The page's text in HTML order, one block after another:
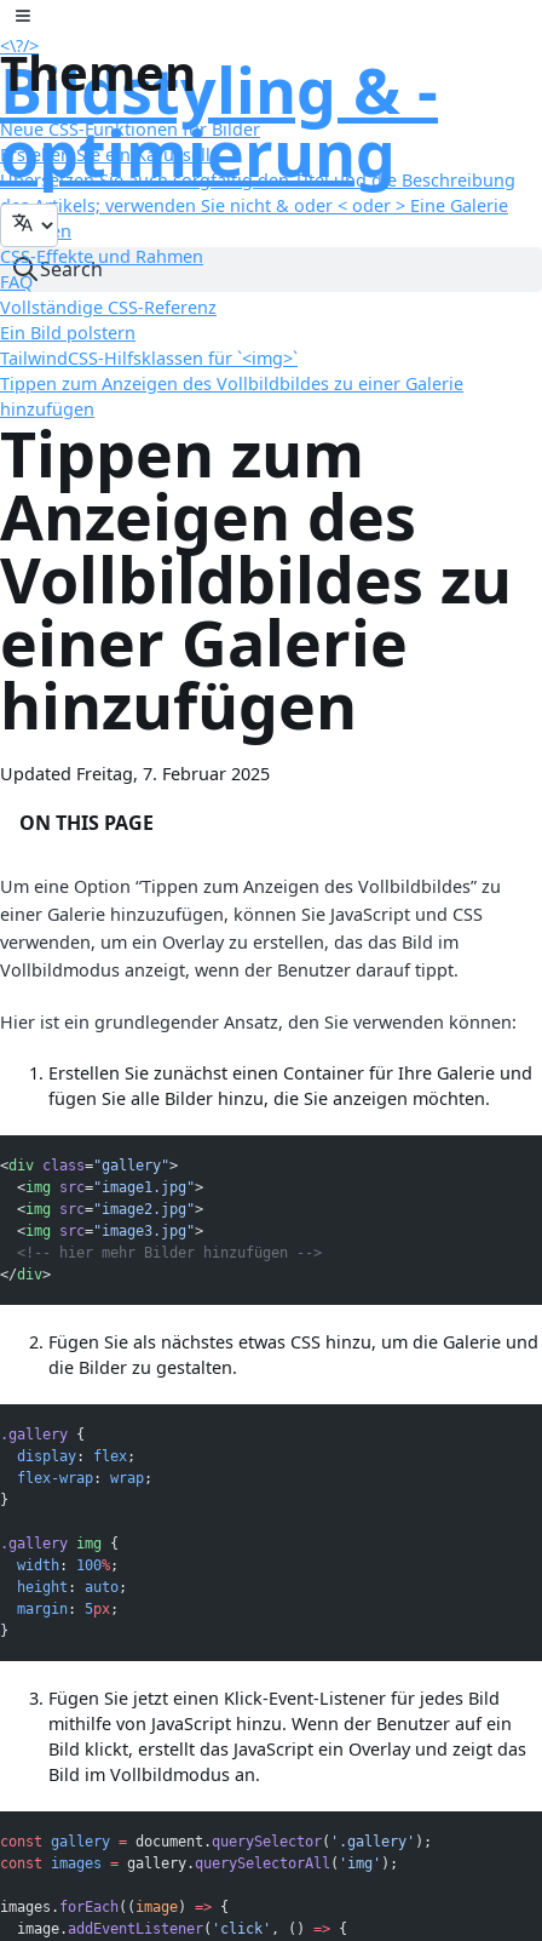
Zum Inhalt springen
Toggle sidebar
<\?/>
Bildstyling & -
optimierung
Search
Themen
Neue CSS-Funktionen für Bilder
Erstellen Sie ein Karussell
Übersetzen Sie auch sorgfältig den Titel und die Beschreibung
des Artikels; verwenden Sie nicht & oder < oder > Eine Galerie
erstellen
CSS-Effekte und Rahmen
FAQ
Vollständige CSS-Referenz
Ein Bild polstern
TailwindCSS-Hilfsklassen für `<img>`
Tippen zum Anzeigen des Vollbildbildes zu einer Galerie
hinzufügen
Tippen zum
Anzeigen des
Vollbildbildes zu
einer Galerie
hinzufügen
Updated Freitag, 7. Februar 2025
ON THIS PAGE
Um eine Option “Tippen zum Anzeigen des Vollbildbildes” zu
einer Galerie hinzuzufügen, können Sie JavaScript und CSS
verwenden, um ein Overlay zu erstellen, das das Bild im
Vollbildmodus anzeigt, wenn der Benutzer darauf tippt.
Hier ist ein grundlegender Ansatz, den Sie verwenden können:
Erstellen Sie zunächst einen Container für Ihre Galerie und
fügen Sie alle Bilder hinzu, die Sie anzeigen möchten.
<div class="gallery">
  <
img src="image1.jpg">
  <
img src="image2.jpg">
  <
img src="image3.jpg">
<!-- hier mehr Bilder hinzufügen -->
</div>
Fügen Sie als nächstes etwas CSS hinzu, um die Galerie und
die Bilder zu gestalten.
.gallery {
display: flex;
flex-wrap: wrap;
}
.gallery img {
width: 100%;
height : auto;
margin: 5px;
}
Fügen Sie jetzt einen Klick-Event-Listener für jedes Bild
mithilfe von JavaScript hinzu. Wenn der Benutzer auf ein
Bild klickt, erstellt das JavaScript ein Overlay und zeigt das
Bild im Vollbildmodus an.
const gallery = document.querySelector( '.gallery' );
const
images = gallery.querySelectorAll ( 'img' );
images. forEach(( image) => {
  image.
addEventListener( 'click' , () => {